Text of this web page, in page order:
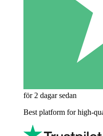
för 2 dagar sedan
Best platform for high-